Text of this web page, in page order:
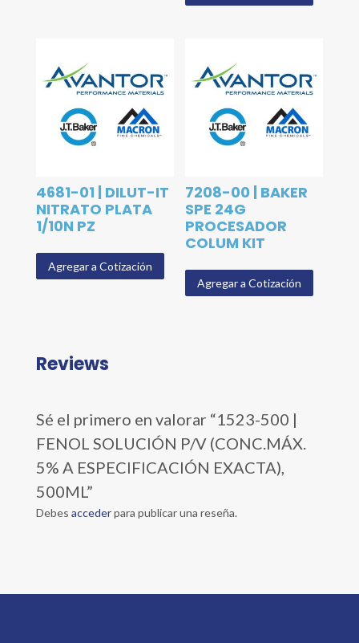
4681-01 | DILUT-IT
NITRATO PLATA
1/10N PZ
Agregar a Cotización
7208-00 | BAKER
SPE 24G
PROCESADOR
COLUM KIT
Agregar a Cotización
Reviews
Sé el primero en valorar “1523-500 |
FENOL SOLUCIÓN P/V (CONC.MÁX.
5% A ESPECIFICACIÓN EXACTA),
500ML”
Debes accederpara publicar una reseña.